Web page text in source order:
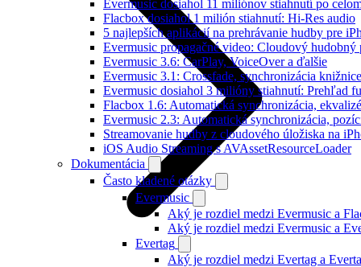
Evermusic dosiahol 11 miliónov stiahnutí po
Flacbox dosiahol 1 milión stiahnutí: Hi-Res audio
5 najlepších aplikácií na prehrávanie hudby pre
Evermusic propagačné video: Cloudový hudobný
Evermusic 3.6: CarPlay, VoiceOver a ďalšie
Evermusic 3.1: Crossfade, synchronizácia
Evermusic dosiahol 3 milióny stiahnutí: Prehľad
Flacbox 1.6: Automatická synchronizácia,
Evermusic 2.3: Automatická synchronizácia,
Streamovanie hudby z cloudového úložiska na
iOS Audio Streaming s AVAssetResourceLoader
Dokumentácia
Často kladené otázky
Evermusic
Aký je rozdiel medzi Evermusic a
Aký je rozdiel medzi Evermusic a
Evertag
Aký je rozdiel medzi Evertag a